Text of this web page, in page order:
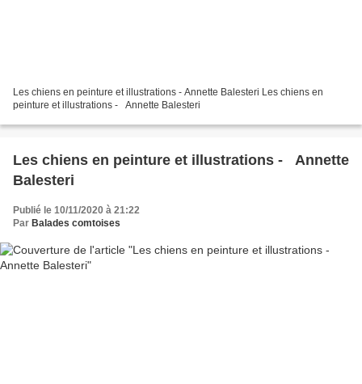
Les chiens en peinture et illustrations - Annette Balesteri Les chiens en
peinture et illustrations - Annette Balesteri
Les chiens en peinture et illustrations - Annette
Balesteri
Publié le 10/11/2020 à 21:22
Par Balades comtoises